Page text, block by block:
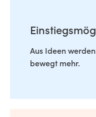
Aus Ideen
bewegt mehr.